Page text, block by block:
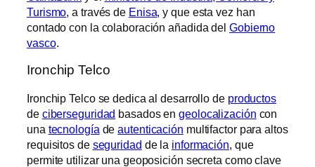
Turismo , a través de Enisa , y que esta vez han
contado con la colaboración añadida del Gobierno
vasco.
Ironchip Telco
Ironchip Telco se dedica al desarrollo de productos
de ciberseguridad basados engeolocalización con
una tecnología deautenticación multifactor para altos
requisitos de seguridad de la información , que
permite utilizar una geoposición secreta como clave